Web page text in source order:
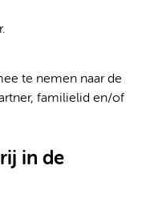
te nemen naar de
familielid en/of
in de